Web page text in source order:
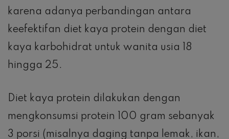
karena adanya perbandingan antara
keefektifan diet kaya protein dengan diet
kaya karbohidrat untuk wanita usia 18
hingga 25.
Diet kaya protein dilakukan dengan
mengkonsumsi protein 100 gram sebanyak
3 porsi (misalnya daging tanpa lemak, ikan,